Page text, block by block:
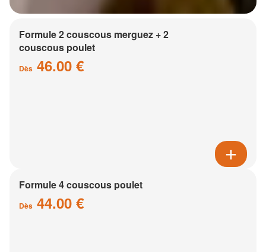
Formule 2 couscous merguez + 2
couscous poulet
Dès 46.00 €
Formule 4 couscous poulet
Dès 44.00 €